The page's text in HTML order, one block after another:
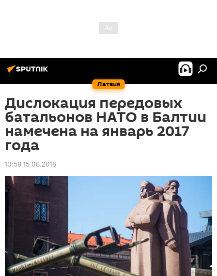
Латвия
Дислокация передовых
батальонов НАТО в Балтии
намечена на январь 2017
года
10:58 15.06.2016